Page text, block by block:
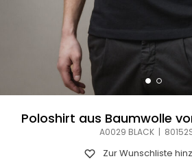
Poloshirt aus Baumwolle
A0029 BLACK |
Zur Wunschliste